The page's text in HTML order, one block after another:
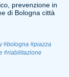
prevenzione in
di Bologna città
#bologna #piazza
#riabilitazione